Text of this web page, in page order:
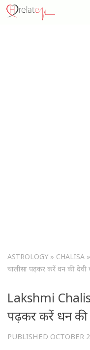
ASTROLOGY » CHALISA »
चालीसा पढ़कर करें धन की देवी
Lakshmi
पढ़कर करें धन की
PUBLISHED OCTOBER